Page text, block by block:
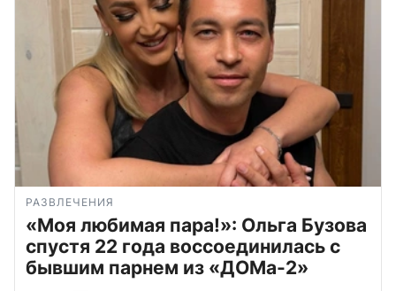
РАЗВЛЕЧЕНИЯ
«Моя любимая пара!»: Ольга Бузова
спустя 22 года воссоединилась с
бывшим парнем из «ДОМа-2»